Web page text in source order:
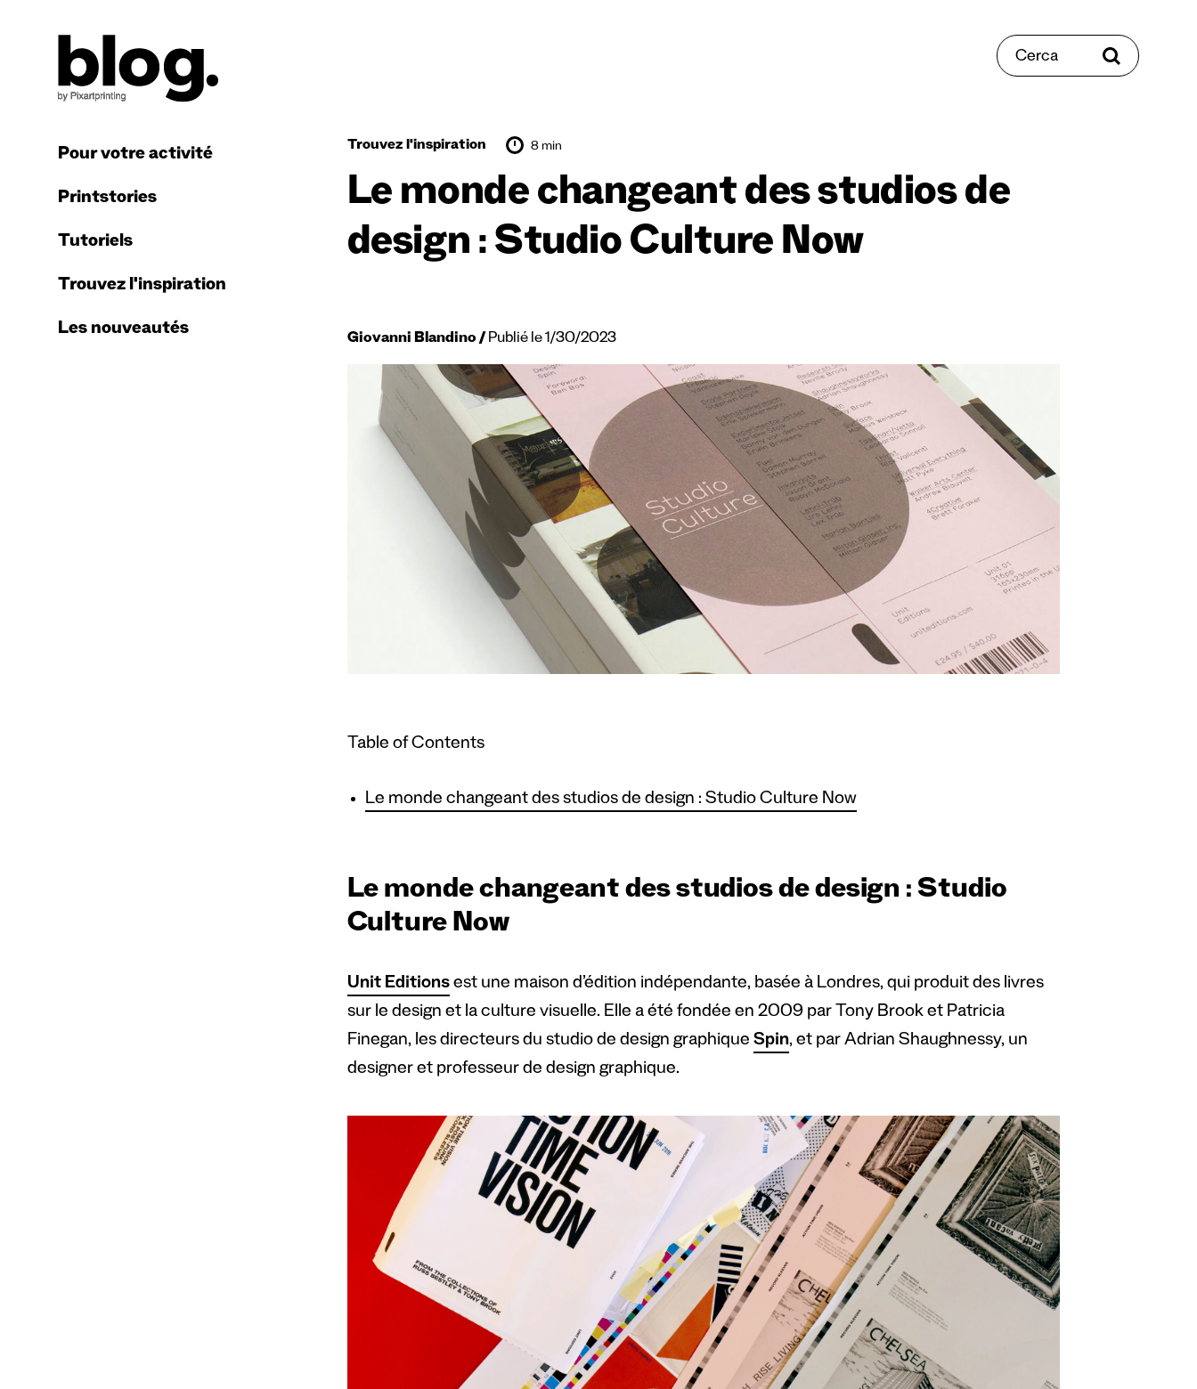
Pour votre activité
Printstories
Tutoriels
Trouvez l'inspiration
Les nouveautés
Cerca
Trouvez l'inspiration 8 min
Le monde changeant des studios de
design : Studio Culture Now
Giovanni Blandino Publié le 1/30/2023
Table of Contents
Le monde changeant des studios de design : Studio Culture Now
Le monde changeant des studios de design : Studio
Culture Now
Unit Editionsest une maison d’édition indépendante, basée à Londres, qui produit des livres
sur le design et la culture visuelle. Elle a été fondée en 2009 par Tony Brook et Patricia
Finegan, les directeurs du studio de design graphique Spin, et par Adrian Shaughnessy, un
designer et professeur de design graphique.